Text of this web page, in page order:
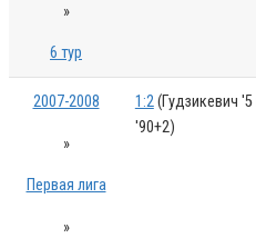
»
6 тур
2007-2008
»
Первая лига
»
1:2(Гудзикевич
'90+2)